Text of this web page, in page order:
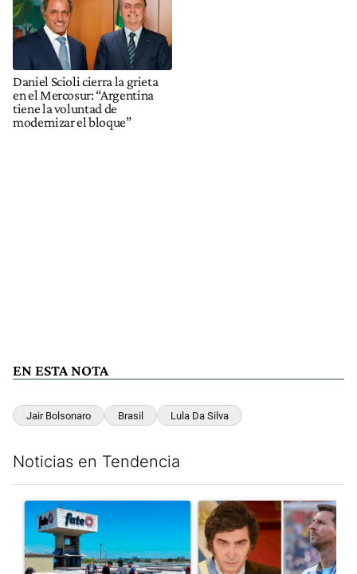
Daniel Scioli cierra la grieta
en el Mercosur: “Argentina
tiene la voluntad de
modernizar el bloque”
EN ESTA NOTA
Jair Bolsonaro Brasil Lula Da Silva
Noticias en Tendencia
Un artículo de tendencia con el título "Récord histórico de
Un artículo de tendencia con